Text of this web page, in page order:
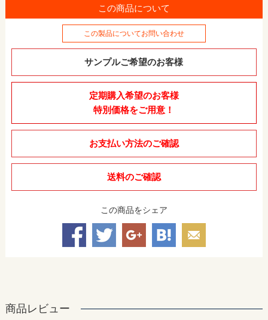
この商品について
この製品についてお問い合わせ
サンプルご希望のお客様
定期購入希望のお客様
特別価格をご用意！
お支払い方法のご確認
送料のご確認
この商品をシェア
商品レビュー